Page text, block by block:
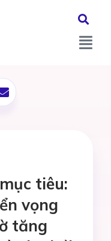
tiêu:
vọng
tăng